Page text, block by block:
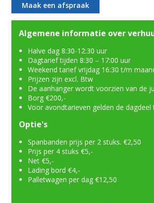
Maak een afspraak
Algemene informatie over
Halve dag 8:30-12:30 uur
Dagtarief tijden 8:30 – 17:00 uur
Weekend tarief vrijdag 16:30 t/m
Prijzen zijn excl. Btw
De aanhanger wordt voorzien van de
Borg €200,-
Voor avondtarieven gelden de dagdeel
Optie's
Spanbanden prijs per 2 stuks. €2,50
Prijs per 4 stuks €5,-
Net €5,-
Lading bord €4,-
Palletwagen per dag €12,50